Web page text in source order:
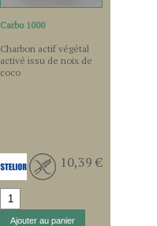
Carbo 1000
Charbon actif végétal
activé issu de noix de
coco
10,39 €